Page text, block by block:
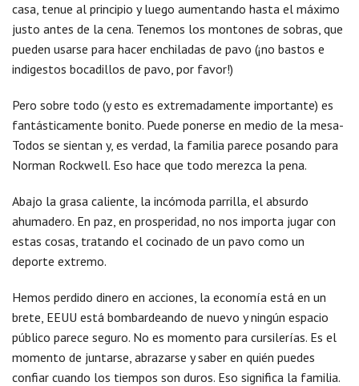
casa, tenue al principio y luego aumentando hasta el máximo
justo antes de la cena. Tenemos los montones de sobras, que
pueden usarse para hacer enchiladas de pavo (¡no bastos e
indigestos bocadillos de pavo, por favor!)
Pero sobre todo (y esto es extremadamente importante) es
fantásticamente bonito. Puede ponerse en medio de la mesa-
Todos se sientan y, es verdad, la familia parece posando para
Norman Rockwell. Eso hace que todo merezca la pena.
Abajo la grasa caliente, la incómoda parrilla, el absurdo
ahumadero. En paz, en prosperidad, no nos importa jugar con
estas cosas, tratando el cocinado de un pavo como un
deporte extremo.
Hemos perdido dinero en acciones, la economía está en un
brete, EEUU está bombardeando de nuevo y ningún espacio
público parece seguro. No es momento para cursilerías. Es el
momento de juntarse, abrazarse y saber en quién puedes
confiar cuando los tiempos son duros. Eso significa la familia.